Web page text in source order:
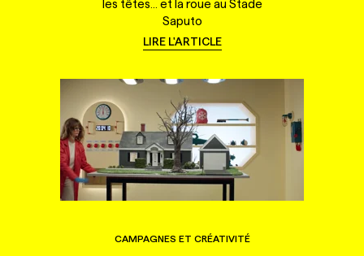
les têtes... et la roue au Stade
Saputo
LIRE L'ARTICLE
CAMPAGNES ET CRÉATIVITÉ